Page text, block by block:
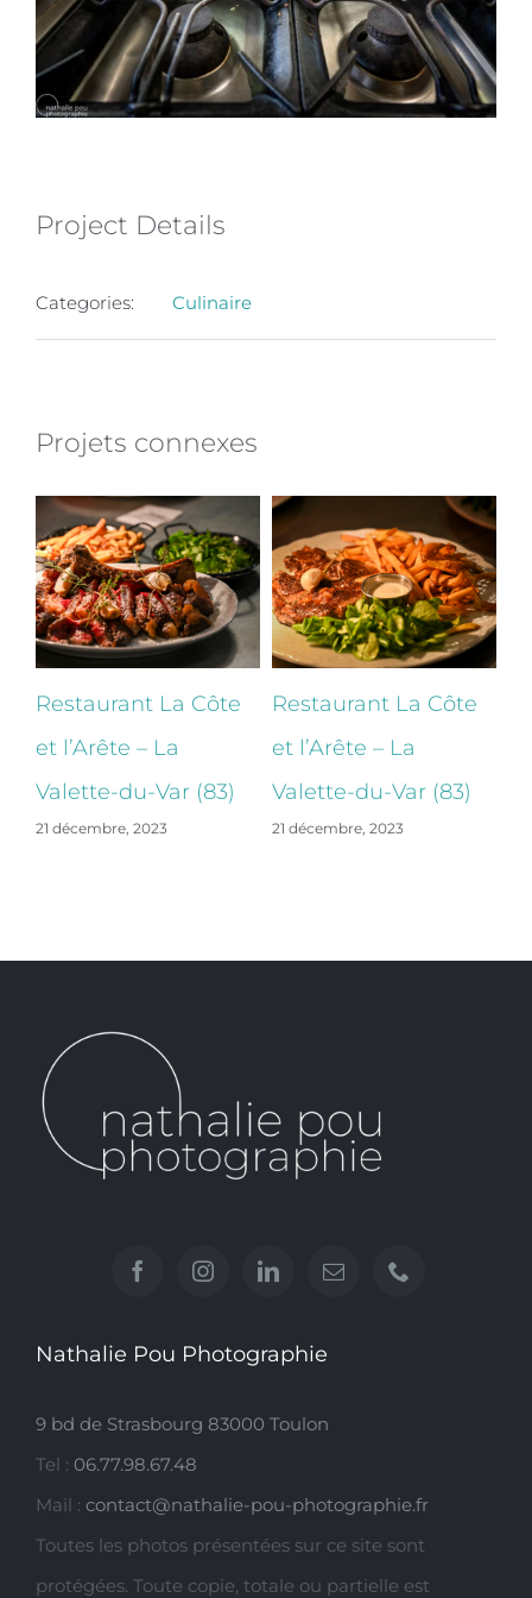
Project Details
Categories: Culinaire
Projets connexes
Restaurant La Côte
et l’Arête – La
Valette-du-Var (83)
21 décembre, 2023
Restaurant La Côte
et l’Arête – La
Valette-du-Var (83)
21 décembre, 2023
Nathalie Pou Photographie
9 bd de Strasbourg 83000 Toulon
Tel : 06.77.98.67.48
Mail : contact@nathalie-pou-photographie.fr
Toutes les photos présentées sur ce site sont
protégées. Toute copie, totale ou partielle est